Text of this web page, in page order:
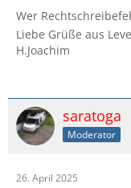
Wer
Liebe Grüße aus
H.Joachim
saratoga
Moderator
26. April 2025